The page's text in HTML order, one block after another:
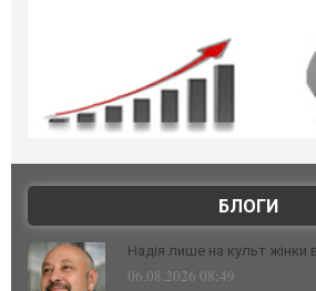
БЛОГИ
Надія лише на культ жінки
06.08.2026 08:49